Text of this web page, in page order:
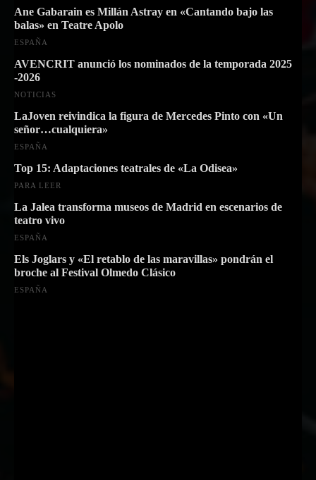
Ane Gabarain es Millán Astray en «Cantando bajo las
balas» en Teatre Apolo
ESPAÑA
AVENCRIT anunció los nominados de la temporada 2025
-2026
NOTICIAS
LaJoven reivindica la figura de Mercedes Pinto con «Un
señor…cualquiera»
ESPAÑA
Top 15: Adaptaciones teatrales de «La Odisea»
PARA LEER
La Jalea transforma museos de Madrid en escenarios de
teatro vivo
ESPAÑA
Els Joglars y «El retablo de las maravillas» pondrán el
broche al Festival Olmedo Clásico
ESPAÑA